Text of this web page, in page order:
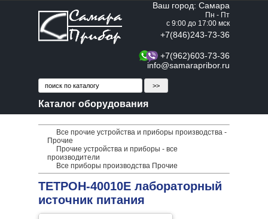
Ваш город: Самара
Пн - Пт
с 9:00 до 17:00 мск
+7(846)243-73-36
+7(962)603-73-36
info@samarapribor.ru
Каталог оборудования
Все прочие устройства и приборы производства -
Прочие
Прочие устройства и приборы - все
производители
Все приборы производства Прочие
ТЕТРОН-40010Е лабораторный
источник питания